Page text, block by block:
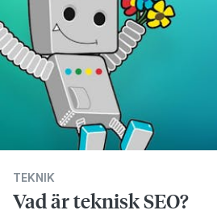
TEKNIK
Vad är teknisk SEO?